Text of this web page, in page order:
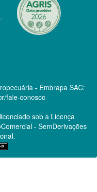
- Embrapa SAC:
fale-conosco
sob a Licença
- SemDerivações